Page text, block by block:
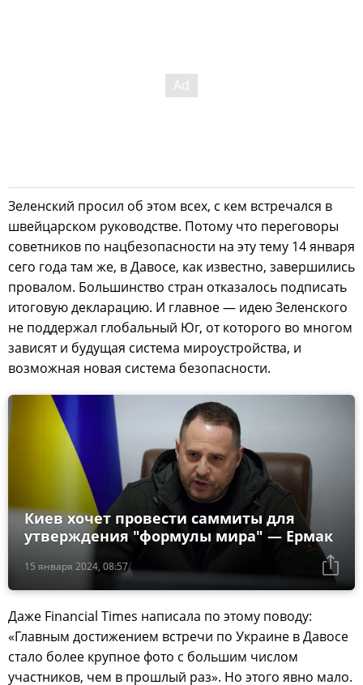
Зеленский просил об этом всех, с кем встречался в
швейцарском руководстве. Потому что переговоры
советников по нацбезопасности на эту тему 14 января
сего года там же, в Давосе, как известно, завершились
провалом. Большинство стран отказалось подписать
итоговую декларацию. И главное — идею Зеленского
не поддержал глобальный Юг, от которого во многом
зависят и будущая система мироустройства, и
возможная новая система безопасности.
15 января 2024, 08:57
Киев хочет провести саммиты для
утверждения "формулы мира" — Ермак
Даже Financial Times написала по этому поводу:
«Главным достижением встречи по Украине в Давосе
стало более крупное фото с большим числом
участников, чем в прошлый раз». Но этого явно мало.